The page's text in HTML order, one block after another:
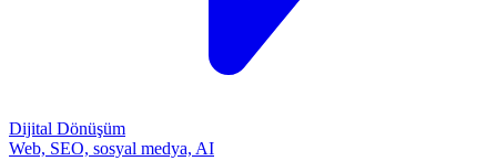
Dijital Dönüşüm
Web, SEO, sosyal medya, AI